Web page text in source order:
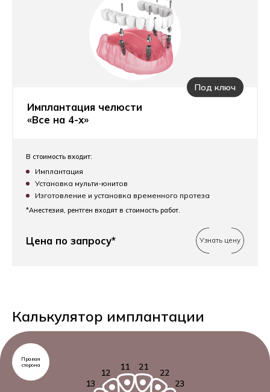
Имплантация челюсти
«Все на 4-х»
Под ключ
В стоимость входит:
Имплантация
Установка мульти-юнитов
Изготовление и установка временного протеза
*Анестезия, рентген входят в стоимость работ.
Цена по запросу* Узнать цену
Калькулятор имплантации
Правая
сторона
11
12
13
21
22
23